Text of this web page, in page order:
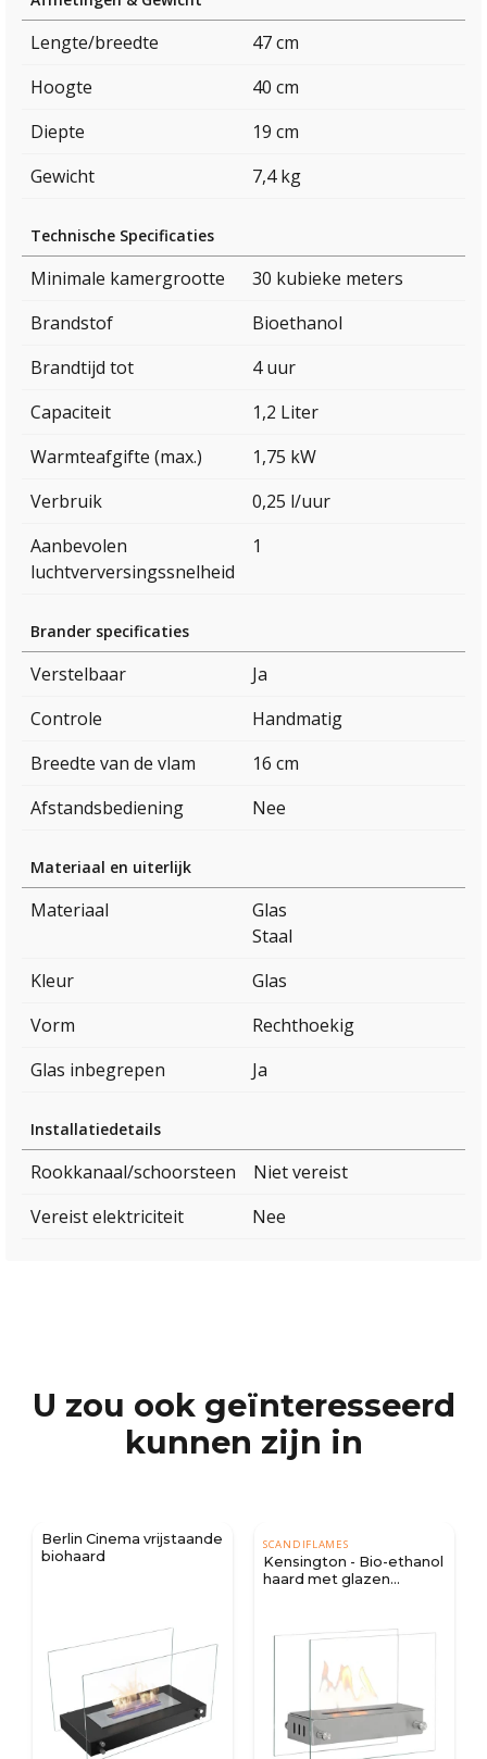
Lengte/breedte
47 cm
Hoogte
40 cm
Diepte
19 cm
Gewicht
7,4 kg
Technische Specificaties
Minimale kamergrootte
30 kubieke meters
Brandstof
Bioethanol
Brandtijd tot
4 uur
Capaciteit
1,2 Liter
Warmteafgifte (max.)
1,75 kW
Verbruik
0,25 l/uur
Aanbevolen
luchtverversingssnelheid
1
Brander specificaties
Verstelbaar
Ja
Controle
Handmatig
Breedte van de vlam
16 cm
Afstandsbediening
Nee
Materiaal en uiterlijk
Materiaal
Glas
Staal
Kleur
Glas
Vorm
Rechthoekig
Glas inbegrepen
Ja
Installatiedetails
Rookkanaal/schoorsteen
Niet vereist
Vereist elektriciteit
Nee
U zou ook geïnteresseerd
kunnen zijn in
Berlin Cinema vrijstaande
biohaard
SCANDIFLAMES
Kensington - Bio-ethanol
haard met glazen